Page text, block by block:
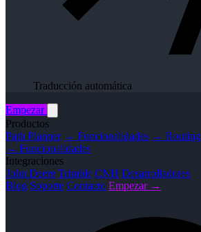
Traducción automática
Empezar
Productos
Path Planner → Funcionalidades → Routing
→ Funcionalidades
Integraciones
John Deere Trimble CNH Desarrolladores
Blog Soporte Contacto Empezar →